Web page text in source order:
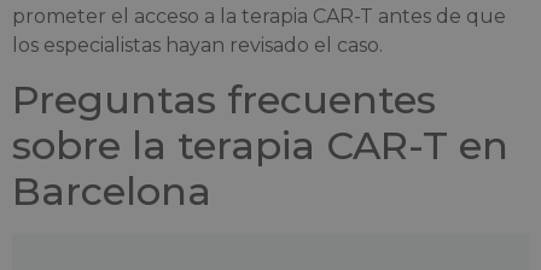
prometer el acceso a la terapia CAR-T antes de que
los especialistas hayan revisado el caso.
Preguntas frecuentes
sobre la terapia CAR-T en
Barcelona